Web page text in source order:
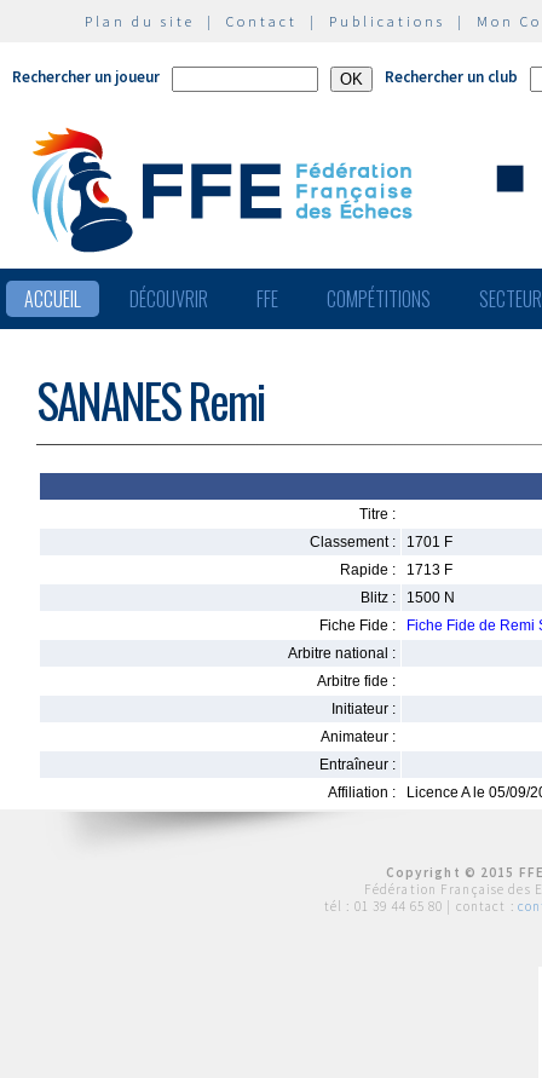
Plan du site | Contact | Publications | Mon
Rechercher un joueur Rechercher un club
ACCUEIL DÉCOUVRIR FFE COMPÉTITIONS
SANANES Remi
Titre :
Classement :
1701 F
Rapide :
1713 F
Blitz :
1500 N
Fiche Fide :
Fiche Fide de Remi
Arbitre national :
Arbitre fide :
Initiateur :
Animateur :
Entraîneur :
Affiliation :
Licence A le 05/09/
Copyright © 2015
Fédération Française des
tél : 01 39 44 65 80 | contact :